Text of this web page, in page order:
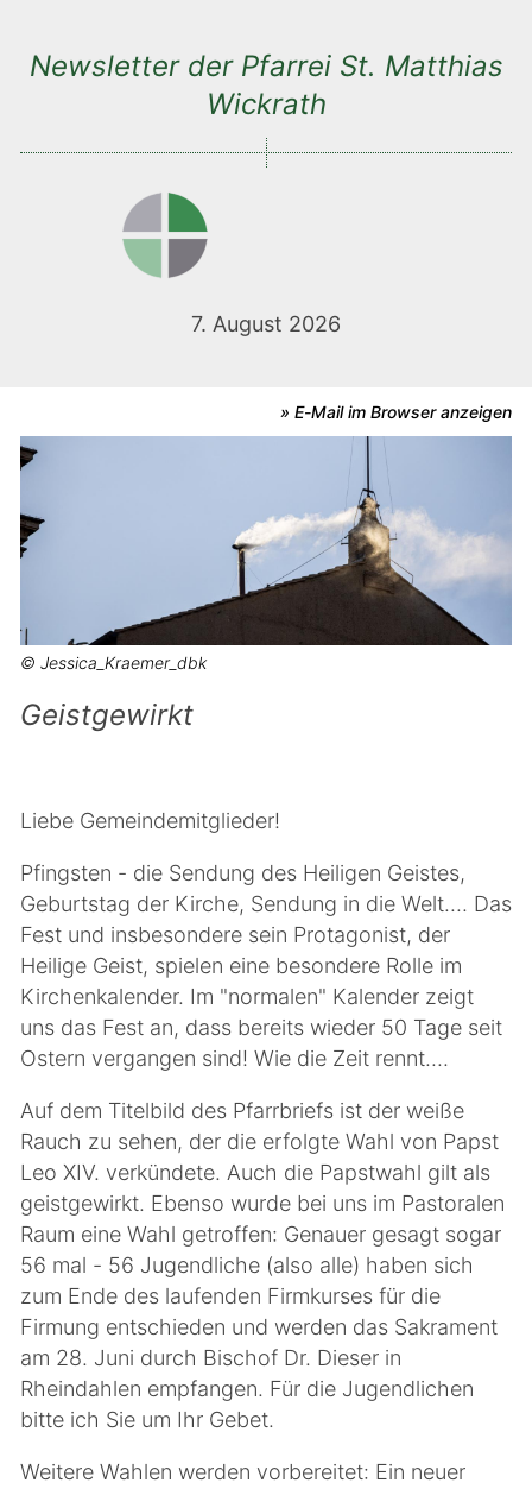
Newsletter der Pfarrei St. Matthias
Wickrath
7. August 2026
» E-Mail im Browser anzeigen
© Jessica_Kraemer_dbk
Geistgewirkt
Liebe Gemeindemitglieder!
Pfingsten - die Sendung des Heiligen Geistes,
Geburtstag der Kirche, Sendung in die Welt.... Das
Fest und insbesondere sein Protagonist, der
Heilige Geist, spielen eine besondere Rolle im
Kirchenkalender. Im "normalen" Kalender zeigt
uns das Fest an, dass bereits wieder 50 Tage seit
Ostern vergangen sind! Wie die Zeit rennt....
Auf dem Titelbild des Pfarrbriefs ist der weiße
Rauch zu sehen, der die erfolgte Wahl von Papst
Leo XIV. verkündete. Auch die Papstwahl gilt als
geistgewirkt. Ebenso wurde bei uns im Pastoralen
Raum eine Wahl getroffen: Genauer gesagt sogar
56 mal - 56 Jugendliche (also alle) haben sich
zum Ende des laufenden Firmkurses für die
Firmung entschieden und werden das Sakrament
am 28. Juni durch Bischof Dr. Dieser in
Rheindahlen empfangen. Für die Jugendlichen
bitte ich Sie um Ihr Gebet.
Weitere Wahlen werden vorbereitet: Ein neuer